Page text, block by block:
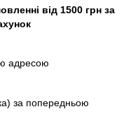
від 1500 грн за
адресою
за попередньою